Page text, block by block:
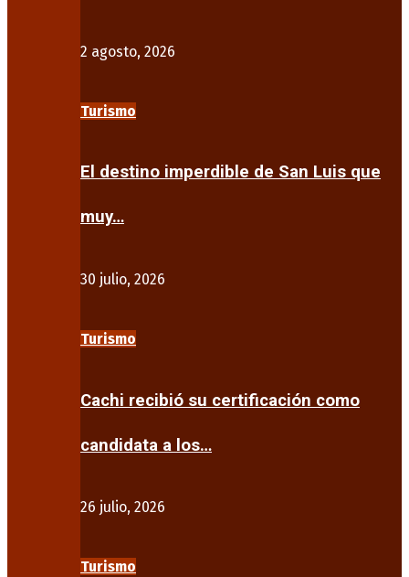
2 agosto, 2026
Turismo
El destino imperdible de San Luis que
muy…
30 julio, 2026
Turismo
Cachi recibió su certificación como
candidata a los…
26 julio, 2026
Turismo